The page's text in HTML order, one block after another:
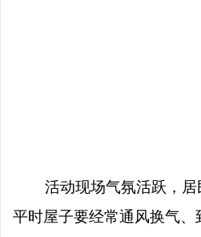
活动现场气氛活跃，居
平时屋子要经常通风换气